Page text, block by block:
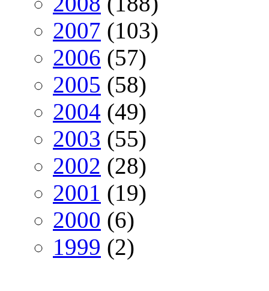
2007 (103)
2006 (57)
2005 (58)
2004 (49)
2003 (55)
2002 (28)
2001 (19)
2000 (6)
1999 (2)